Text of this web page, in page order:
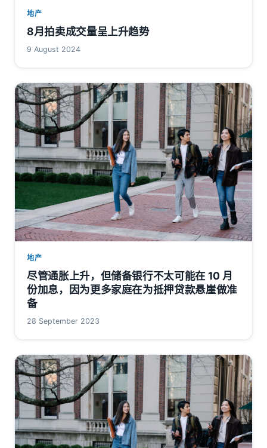
地产
8月拍卖成交量呈上升趋势
9 August 2024
地产
尽管通胀上升，但储备银行不太可能在 10 月
份加息，因为更多家庭在为抵押贷款悬崖做准
备
28 September 2023